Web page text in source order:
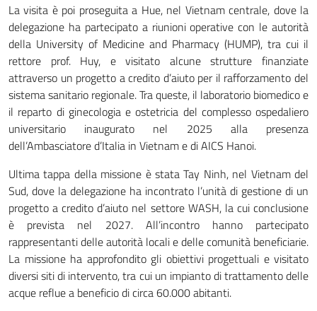
La visita è poi proseguita a Hue, nel Vietnam centrale, dove la
delegazione ha partecipato a riunioni operative con le autorità
della University of Medicine and Pharmacy (HUMP), tra cui il
rettore prof. Huy, e visitato alcune strutture finanziate
attraverso un progetto a credito d’aiuto per il rafforzamento del
sistema sanitario regionale. Tra queste, il laboratorio biomedico e
il reparto di ginecologia e ostetricia del complesso ospedaliero
universitario inaugurato nel 2025 alla presenza
dell’Ambasciatore d’Italia in Vietnam e di AICS Hanoi.
Ultima tappa della missione è stata Tay Ninh, nel Vietnam del
Sud, dove la delegazione ha incontrato l’unità di gestione di un
progetto a credito d’aiuto nel settore WASH, la cui conclusione
è prevista nel 2027. All’incontro hanno partecipato
rappresentanti delle autorità locali e delle comunità beneficiarie.
La missione ha approfondito gli obiettivi progettuali e visitato
diversi siti di intervento, tra cui un impianto di trattamento delle
acque reflue a beneficio di circa 60.000 abitanti.